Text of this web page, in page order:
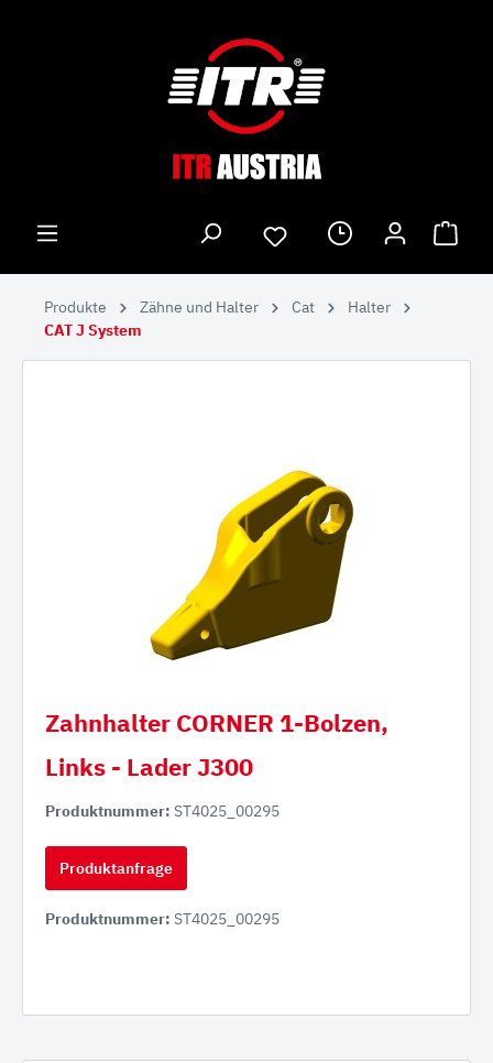
Produkte Zähne und Halter Cat
Halter
CAT J System
Zahnhalter CORNER 1-Bolzen,
Links - Lader J300
Produktnummer: ST4025_00295
Produktanfrage
Produktnummer: ST4025_00295